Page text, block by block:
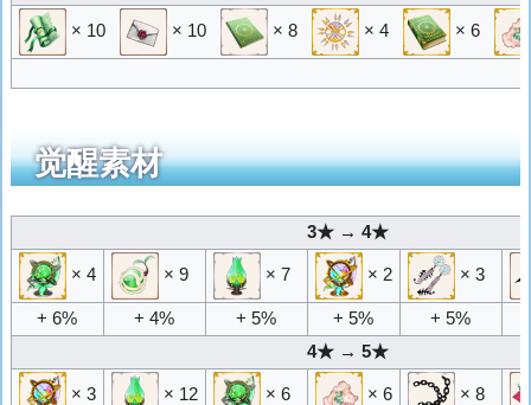
× 10 × 10 × 8 × 4 × 6
觉醒素材
3★ → 4★
× 4 × 9 × 7 × 2 × 3
+ 6% + 4% + 5% + 5%
+ 5%
4★ → 5★
× 3 × 12 × 6 × 6 × 8